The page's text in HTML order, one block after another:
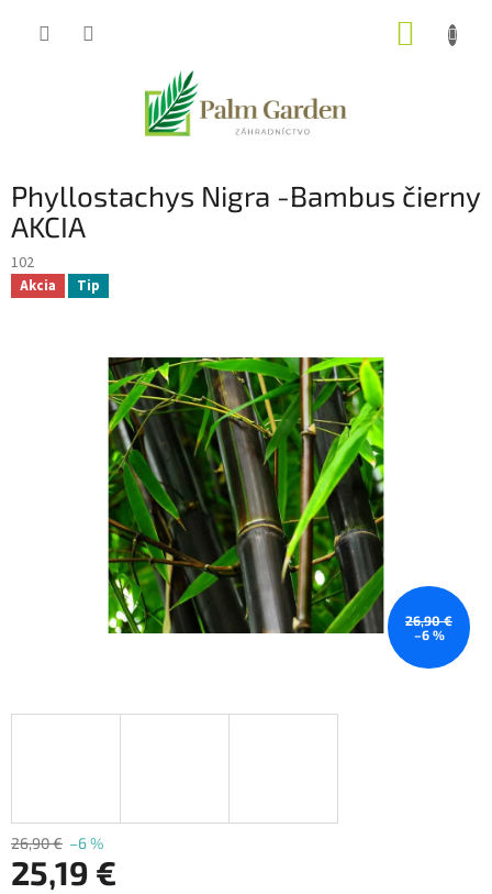
Phyllostachys Nigra -Bambus čierny
AKCIA
102
Akcia Tip
26,90 €
–6 %
26,90 € –6 %
25,19 €